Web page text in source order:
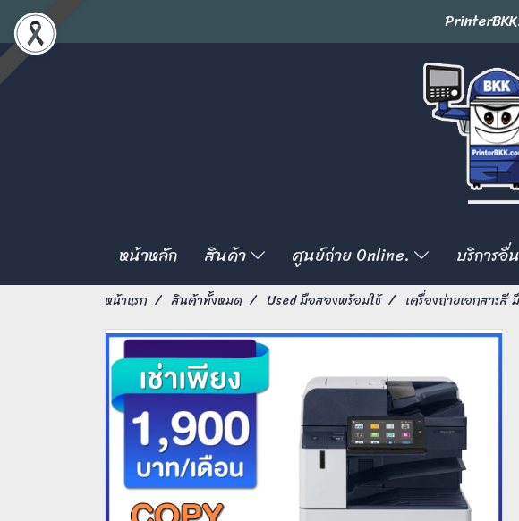
หน้าหลัก สินค้า ศูนย์ถ่าย Online. บริการอื่
หน้าแรก สินค้าทั้งหมด Used มือสองพร้อมใช้ เครื่องถ่ายเอกสารสี